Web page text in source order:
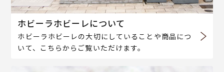
ホビーラホビーレについて
ホビーラホビーレの大切にしていることや商品につ
いて、こちらからご覧いただけます。